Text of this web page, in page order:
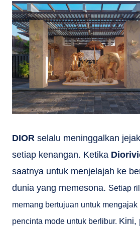
DIOR selalu meninggalkan
setiap kenangan. Ketika
saatnya untuk menjelajah ke
dunia yang memesona. Setiap
memang bertujuan untuk mengajak
pencinta mode untuk berlibur. Kini,